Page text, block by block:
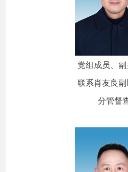
党组成员、副
联系肖友良副
分管督查